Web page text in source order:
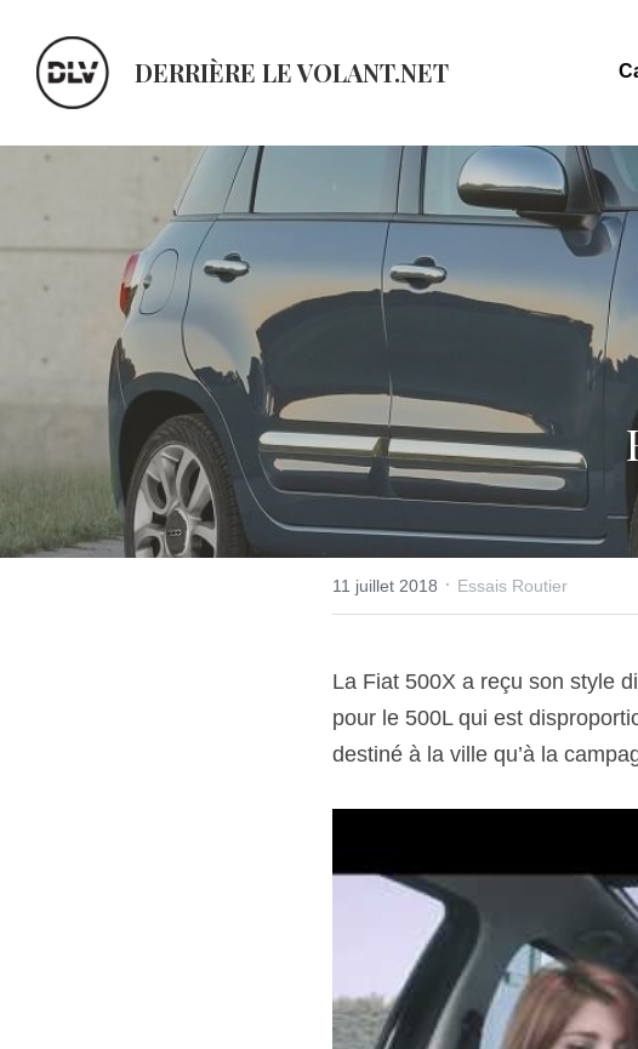
DERRIÈRE LE VOLANT.NET
11 juillet 2018 · Essais Routier
La Fiat 500X a reçu son style
pour le 500L qui est
destiné à la ville qu’à la